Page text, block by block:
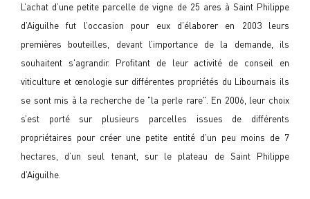
L’achat d’une petite parcelle de vigne de 25 ares à Saint Philippe
d’Aiguilhe fut l’occasion pour eux d’élaborer en 2003 leurs
premières bouteilles, devant l’importance de la demande, ils
souhaitent s'agrandir. Profitant de leur activité de conseil en
viticulture et œnologie sur différentes propriétés du Libournais ils
se sont mis à la recherche de "la perle rare". En 2006, leur choix
s’est porté sur plusieurs parcelles issues de différents
propriétaires pour créer une petite entité d’un peu moins de 7
hectares, d’un seul tenant, sur le plateau de Saint Philippe
d’Aiguilhe.